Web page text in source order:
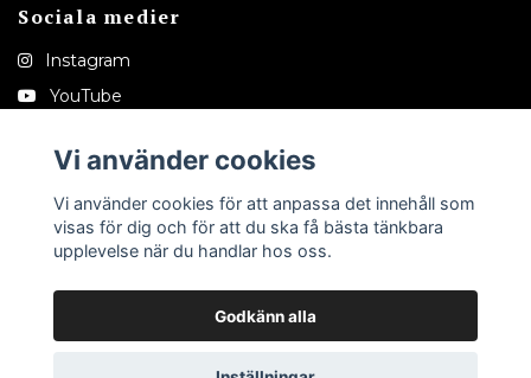
Sociala medier
Instagram
YouTube
Tiktok
© 2026 Melinaedeshop
Vi använder cookies
Vi använder cookies för att anpassa det innehåll som
visas för dig och för att du ska få bästa tänkbara
upplevelse när du handlar hos oss.
Godkänn alla